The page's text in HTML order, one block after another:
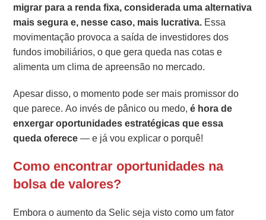
migrar para a renda fixa, considerada uma alternativa
mais segura e, nesse caso, mais lucrativa. Essa
movimentação provoca a saída de investidores dos
fundos imobiliários, o que gera queda nas cotas e
alimenta um clima de apreensão no mercado.
Apesar disso, o momento pode ser mais promissor do
que parece. Ao invés de pânico ou medo,é hora de
enxergar oportunidades estratégicas que essa
queda oferece— e já vou explicar o porquê!
Como encontrar oportunidades na
bolsa de valores?
Embora o aumento da Selic seja visto como um fator